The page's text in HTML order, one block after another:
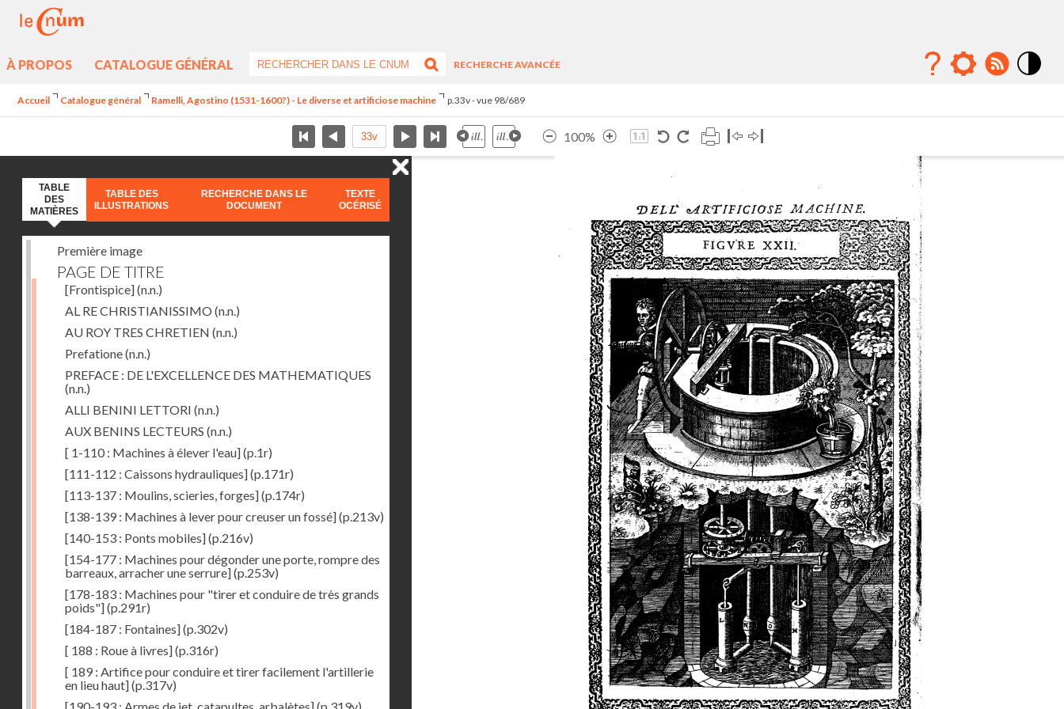
À PROPOS CATALOGUE GÉNÉRAL
RECHERCHE AVANCÉE
Accueil Catalogue général Ramelli, Agostino (1531-1600?) - Le diverse et artificiose machine p.33v - vue 98/689
100%
TABLE
DES
MATIÈRES
TABLE DES
ILLUSTRATIONS
RECHERCHE DANS LE
DOCUMENT
TEXTE
OCÉRISÉ
Première image
PAGE DE TITRE
[Frontispice](n.n.)
AL RE CHRISTIANISSIMO (n.n.)
AU ROY TRES CHRETIEN (n.n.)
Prefatione(n.n.)
PREFACE : DE L'EXCELLENCE DES MATHEMATIQUES
(n.n.)
ALLI BENINI LETTORI (n.n.)
AUX BENINS LECTEURS (n.n.)
[ 1-110 : Machines à élever l'eau](p.1r)
[111-112 : Caissons hydrauliques](p.171r)
[113-137 : Moulins, scieries, forges](p.174r)
[138-139 : Machines à lever pour creuser un fossé](p.213v)
[140-153 : Ponts mobiles](p.216v)
[154-177 : Machines pour dégonder une porte, rompre des
barreaux, arracher une serrure](p.253v)
[178-183 : Machines pour "tirer et conduire de très grands
poids"](p.291r)
[184-187 : Fontaines](p.302v)
[ 188 : Roue à livres](p.316r)
[ 189 : Artifice pour conduire et tirer facilement l'artillerie
en lieu haut](p.317v)